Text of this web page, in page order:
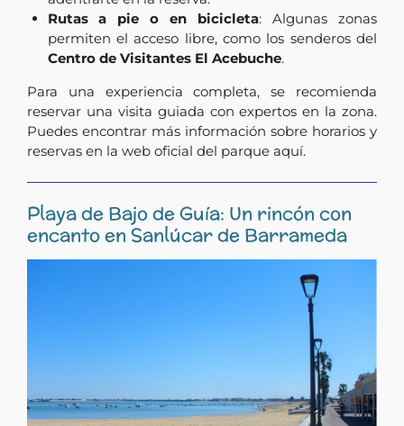
Rutas a pie o en bicicleta: Algunas zonas
permiten el acceso libre, como los senderos del
Centro de Visitantes El Acebuche.
Para una experiencia completa, se recomienda
reservar una visita guiada con expertos en la zona.
Puedes encontrar más información sobre horarios y
reservas en la web oficial del parque aquí.
Playa de Bajo de Guía: Un rincón con
encanto en Sanlúcar de Barrameda